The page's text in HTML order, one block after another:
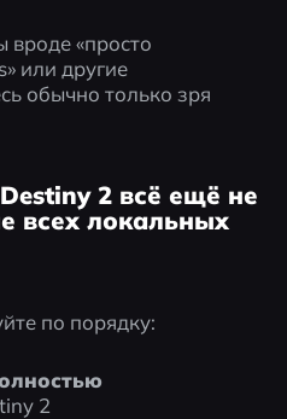
вроде «просто
или другие
обычно только зря
2 всё ещё не
всех локальных
по порядку:
2